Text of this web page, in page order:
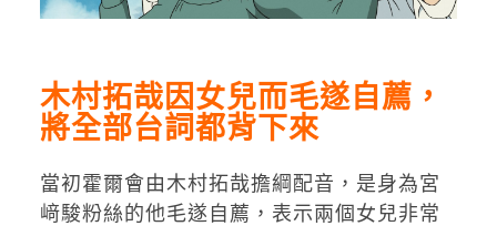
木村拓哉因女兒而毛遂自薦，
將全部台詞都背下來
當初霍爾會由木村拓哉擔綱配音，是身為宮
﨑駿粉絲的他毛遂自薦，表示兩個女兒非常